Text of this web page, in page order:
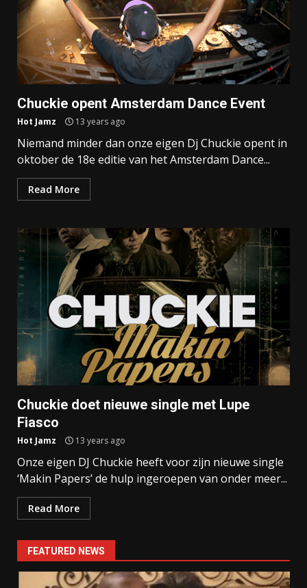
Chuckie opent Amsterdam Dance Event
Hot Jamz 13 years ago
Niemand minder dan onze eigen Dj Chuckie opent in
oktober de 18e editie van het Amsterdam Dance...
Read More
Chuckie doet nieuwe single met Lupe
Fiasco
Hot Jamz 13 years ago
Onze eigen DJ Chuckie heeft voor zijn nieuwe single
‘Makin Papers’ de hulp ingeroepen van onder meer...
Read More
FEATURED NEWS